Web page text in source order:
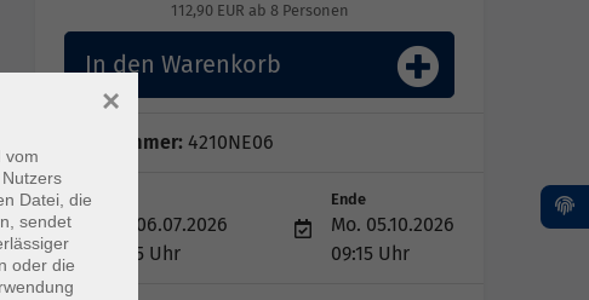
112,90 EUR ab 8 Personen
In den Warenkorb
Kursnummer: 4210NE06
Mo. 06.07.2026
08:15 Uhr
Ende
Mo. 05.10.2026
09:15 Uhr
vom
Datei, die
sendet
oder die
×